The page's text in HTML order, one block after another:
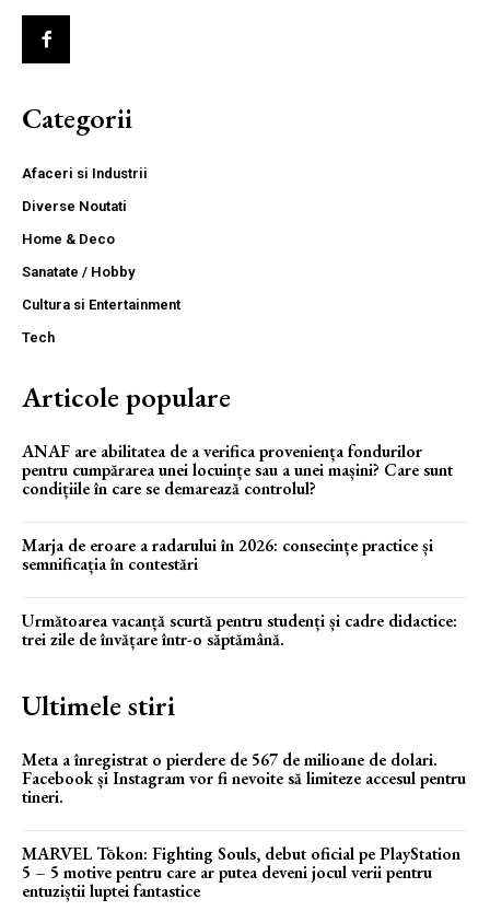
Categorii
Afaceri si Industrii
Diverse Noutati
Home & Deco
Sanatate / Hobby
Cultura si Entertainment
Tech
Articole populare
ANAF are abilitatea de a verifica proveniența fondurilor
pentru cumpărarea unei locuințe sau a unei mașini? Care sunt
condițiile în care se demarează controlul?
Marja de eroare a radarului în 2026: consecințe practice și
semnificația în contestări
Următoarea vacanță scurtă pentru studenți și cadre didactice:
trei zile de învățare într-o săptămână.
Ultimele stiri
Meta a înregistrat o pierdere de 567 de milioane de dolari.
Facebook și Instagram vor fi nevoite să limiteze accesul pentru
tineri.
MARVEL Tōkon: Fighting Souls, debut oficial pe PlayStation
5 – 5 motive pentru care ar putea deveni jocul verii pentru
entuziștii luptei fantastice